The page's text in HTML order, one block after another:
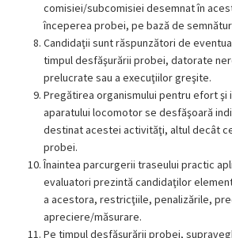
comisiei/subcomisiei desemnat în
începerea probei, pe bază de
Candidaţii sunt răspunzători de
timpul desfăşurării probei, datorate
prelucrate sau a execuţiilor greşite.
Pregătirea organismului pentru efort şi
aparatului locomotor se desfăşoară
destinat acestei activităţi, altul decât
probei.
Înaintea parcurgerii traseului practic
evaluatori prezintă candidaţilor
a acestora, restricţiile, penalizările,
apreciere/măsurare.
Pe timpul desfăşurării probei,